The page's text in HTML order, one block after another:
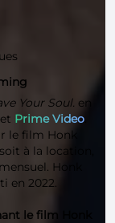
Your Soul. en
Prime Video
le film Honk
à la location,
Honk
en 2022.
le film Honk